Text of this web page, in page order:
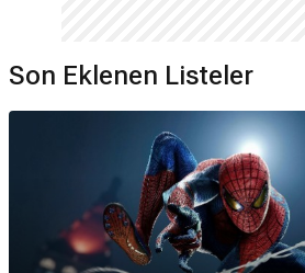
Son Eklenen Listeler